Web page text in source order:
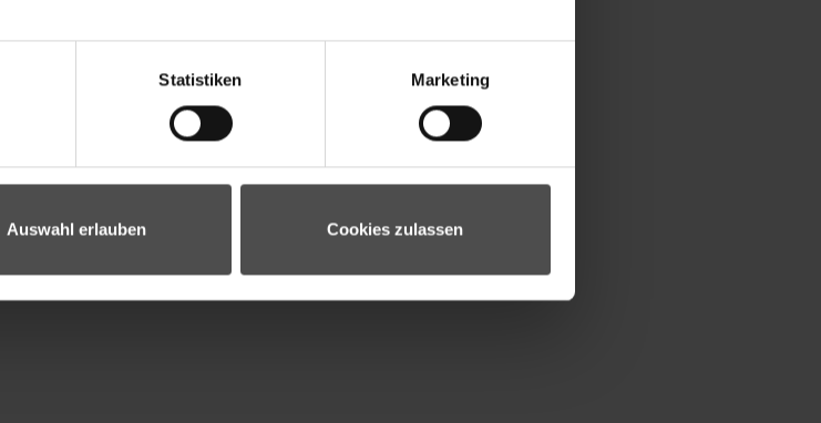
Statistiken Marketing
Auswahl erlauben Cookies zulassen